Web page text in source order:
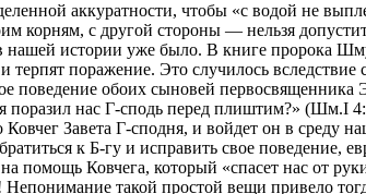
аккуратности, чтобы «с водой не
корням, с другой стороны — нельзя
истории уже было. В книге пророка
поражение. Это случилось вследствие
поведение обоих сыновей
поразил нас Г-сподь перед плиштим?» (Шм.I
Завета Г-сподня, и войдет он в среду
к Б-гу и исправить свое поведение,
помощь Ковчега, который «спасет нас от
такой простой вещи привело